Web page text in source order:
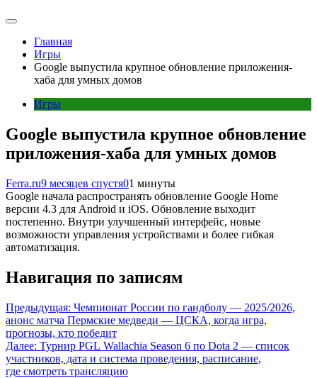
Главная
Игры
Google выпустила крупное обновление приложения-
хаба для умных домов
Игры
Google выпустила крупное обновление
приложения-хаба для умных домов
Ferra.ru9 месяцев спустя01 минуты
Google начала распространять обновление Google Home
версии 4.3 для Android и iOS. Обновление выходит
постепенно. Внутри улучшенный интерфейс, новые
возможности управления устройствами и более гибкая
автоматизация.
Навигация по записям
Предыдущая: Чемпионат России по гандболу — 2025/2026,
анонс матча Пермские медведи — ЦСКА, когда игра,
прогнозы, кто победит
Далее: Турнир PGL Wallachia Season 6 по Dotа 2 — список
участников, дата и система проведения, расписание,
где смотреть трансляцию